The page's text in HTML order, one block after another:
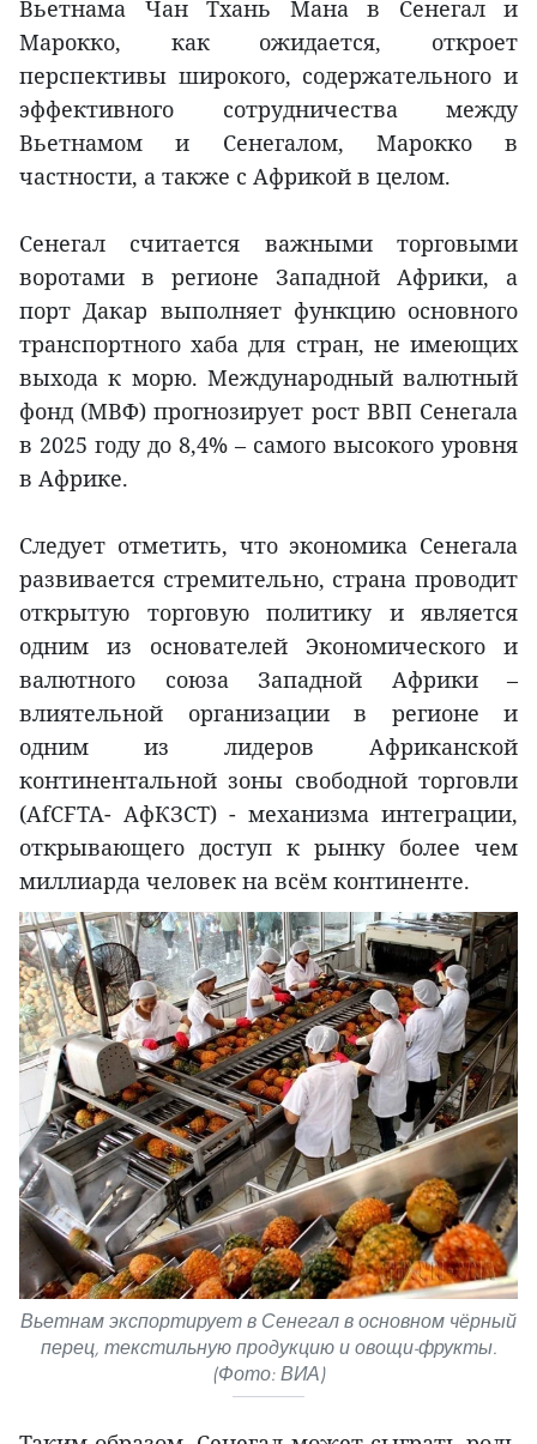
Вьетнама Чан Тхань Мана в Сенегал и
Марокко, как ожидается, откроет
перспективы широкого, содержательного и
эффективного сотрудничества между
Вьетнамом и Сенегалом, Марокко в
частности, а также с Африкой в целом.
Сенегал считается важными торговыми
воротами в регионе Западной Африки, а
порт Дакар выполняет функцию основного
транспортного хаба для стран, не имеющих
выхода к морю. Международный валютный
фонд (МВФ) прогнозирует рост ВВП Сенегала
в 2025 году до 8,4% – самого высокого уровня
в Африке.
Следует отметить, что экономика Сенегала
развивается стремительно, страна проводит
открытую торговую политику и является
одним из основателей Экономического и
валютного союза Западной Африки –
влиятельной организации в регионе и
одним из лидеров Африканской
континентальной зоны свободной торговли
(AfCFTA- АфКЗСТ) - механизма интеграции,
открывающего доступ к рынку более чем
миллиарда человек на всём континенте.
Вьетнам экспортирует в Сенегал в основном чёрный
перец, текстильную продукцию и овощи-фрукты.
(Фото: ВИА)